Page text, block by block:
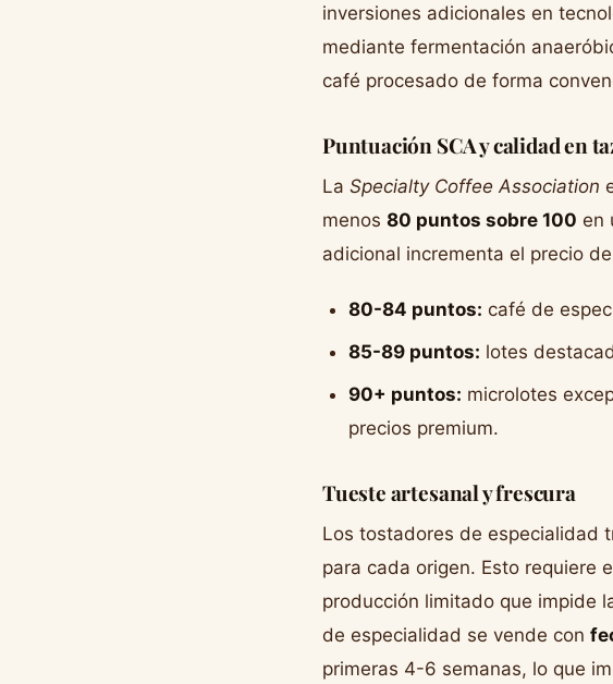
inversiones adicionales en
mediante fermentación
café procesado de forma
Puntuación SCA y calidad en
La Specialty Coffee Association
menos 80 puntos sobre 100 en
adicional incrementa el precio
80-84 puntos: café de
85-89 puntos: lotes
90+ puntos: microlotes
precios premium.
Tueste artesanal y frescura
Los tostadores de especialidad
para cada origen. Esto requiere
producción limitado que impide
de especialidad se vende con
primeras 4-6 semanas, lo que